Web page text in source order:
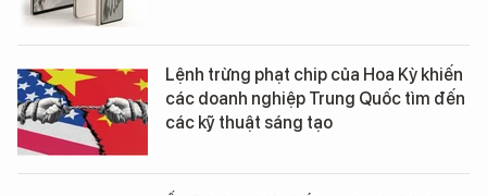
Lệnh trừng phạt chip của Hoa Kỳ khiến
các doanh nghiệp Trung Quốc tìm đến
các kỹ thuật sáng tạo